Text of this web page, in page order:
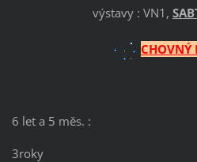
výstavy : VN1,
CHOVNÝ
6 let a 5 měs. :
3roky